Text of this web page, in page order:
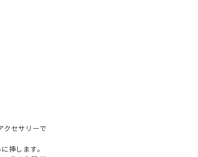
クセサリーで
挿します。